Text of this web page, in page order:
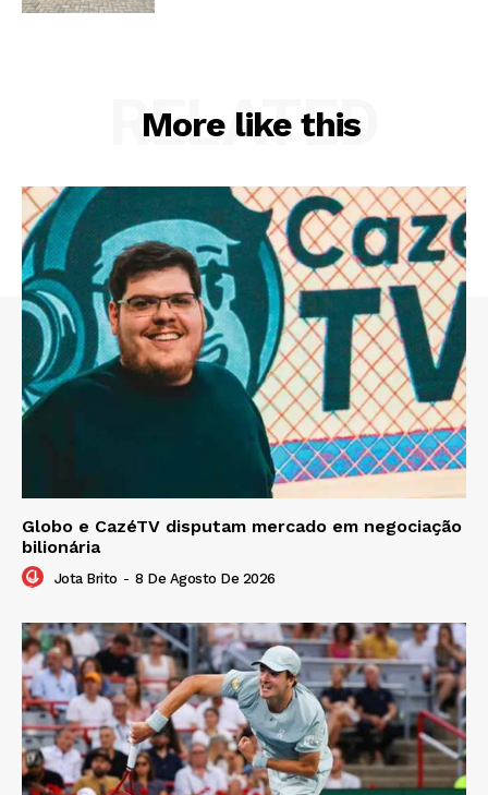
More like this
RELATED
Globo e CazéTV disputam mercado em negociação
bilionária
Jota Brito - 8 De Agosto De 2026